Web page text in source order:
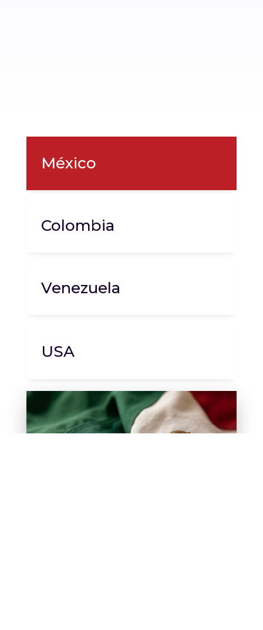
México
Colombia
Venezuela
USA